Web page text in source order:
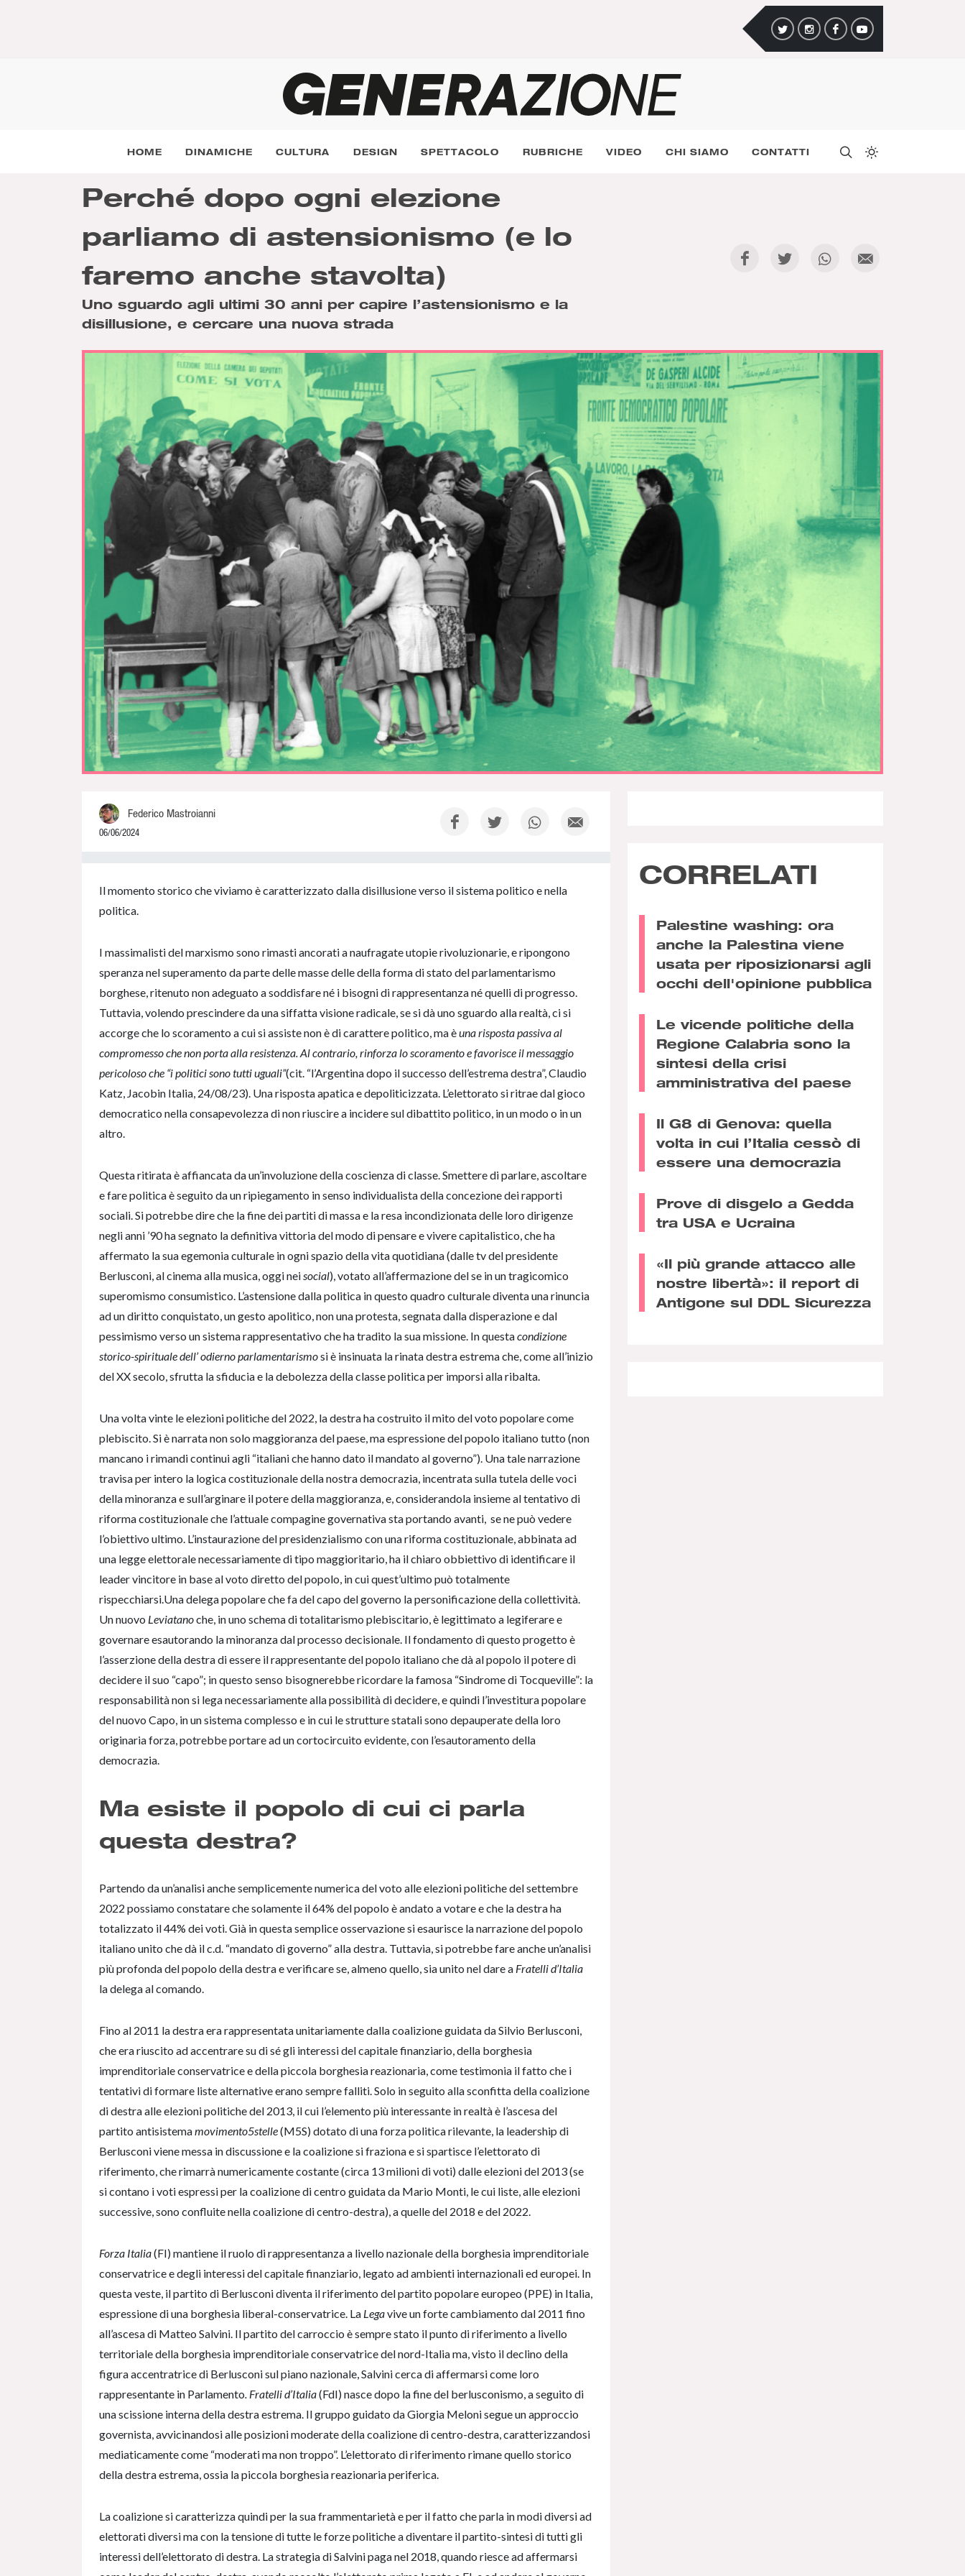
HOME DINAMICHE CULTURA DESIGN SPETTACOLO RUBRICHE VIDEO CHI SIAMO CONTATTI
Perché dopo ogni elezione
parliamo di astensionismo (e lo
faremo anche stavolta)
Uno sguardo agli ultimi 30 anni per capire l’astensionismo e la
disillusione, e cercare una nuova strada
Federico Mastroianni
06/06/2024
Il momento storico che viviamo è caratterizzato dalla disillusione verso il sistema politico e nella
politica.
I massimalisti del marxismo sono rimasti ancorati a naufragate utopie rivoluzionarie, e ripongono
speranza nel superamento da parte delle masse delle della forma di stato del parlamentarismo
borghese, ritenuto non adeguato a soddisfare né i bisogni di rappresentanza né quelli di progresso.
Tuttavia, volendo prescindere da una siffatta visione radicale, se si dà uno sguardo alla realtà, ci si
accorge che lo scoramento a cui si assiste non è di carattere politico, ma èuna risposta passiva al
compromesso che non porta alla resistenza. Al contrario, rinforza lo scoramento e favorisce il messaggio
pericoloso che “i politici sono tutti uguali”(cit. “l’Argentina dopo il successo dell’estrema destra”, Claudio
Katz, Jacobin Italia, 24/08/23). Una risposta apatica e depoliticizzata. L’elettorato si ritrae dal gioco
democratico nella consapevolezza di non riuscire a incidere sul dibattito politico, in un modo o in un
altro.
Questa ritirata è affiancata da un’involuzione della coscienza di classe. Smettere di parlare, ascoltare
e fare politica è seguito da un ripiegamento in senso individualista della concezione dei rapporti
sociali. Si potrebbe dire che la fine dei partiti di massa e la resa incondizionata delle loro dirigenze
negli anni ’90 ha segnato la definitiva vittoria del modo di pensare e vivere capitalistico, che ha
affermato la sua egemonia culturale in ogni spazio della vita quotidiana (dalle tv del presidente
Berlusconi, al cinema alla musica, oggi neisocial), votato all’affermazione del se in un tragicomico
superomismo consumistico. L’astensione dalla politica in questo quadro culturale diventa una rinuncia
ad un diritto conquistato, un gesto apolitico, non una protesta, segnata dalla disperazione e dal
pessimismo verso un sistema rappresentativo che ha tradito la sua missione. In questacondizione
storico-spirituale dell’ odiernoparlamentarismosi è insinuata la rinata destra estrema che, come all’inizio
del XX secolo, sfrutta la sfiducia e la debolezza della classe politica per imporsi alla ribalta.
Una volta vinte le elezioni politiche del 2022, la destra ha costruito il mito del voto popolare come
plebiscito. Si è narrata non solo maggioranza del paese, ma espressione del popolo italiano tutto (non
mancano i rimandi continui agli “italiani che hanno dato il mandato al governo”). Una tale narrazione
travisa per intero la logica costituzionale della nostra democrazia, incentrata sulla tutela delle voci
della minoranza e sull’arginare il potere della maggioranza, e, considerandola insieme al tentativo di
riforma costituzionale che l’attuale compagine governativa sta portando avanti, se ne può vedere
l’obiettivo ultimo. L’instaurazione del presidenzialismo con una riforma costituzionale, abbinata ad
una legge elettorale necessariamente di tipo maggioritario, ha il chiaro obbiettivo di identificare il
leader vincitore in base al voto diretto del popolo, in cui quest’ultimo può totalmente
rispecchiarsi.Una delega popolare che fa del capo del governo la personificazione della collettività.
Un nuovo Leviatanoche, in uno schema di totalitarismo plebiscitario, è legittimato a legiferare e
governare esautorando la minoranza dal processo decisionale. Il fondamento di questo progetto è
l’asserzione della destra di essere il rappresentante del popolo italiano che dà al popolo il potere di
decidere il suo “capo”; in questo senso bisognerebbe ricordare la famosa “Sindrome di Tocqueville”: la
responsabilità non si lega necessariamente alla possibilità di decidere, e quindi l’investitura popolare
del nuovo Capo, in un sistema complesso e in cui le strutture statali sono depauperate della loro
originaria forza, potrebbe portare ad un cortocircuito evidente, con l’esautoramento della
democrazia.
Ma esiste il popolo di cui ci parla
questa destra?
Partendo da un’analisi anche semplicemente numerica del voto alle elezioni politiche del settembre
2022 possiamo constatare che solamente il 64% del popolo è andato a votare e che la destra ha
totalizzato il 44% dei voti. Già in questa semplice osservazione si esaurisce la narrazione del popolo
italiano unito che dà il c.d. “mandato di governo” alla destra. Tuttavia, si potrebbe fare anche un’analisi
più profonda del popolo della destra e verificare se, almeno quello, sia unito nel dare a Fratelli d’Italia
la delega al comando.
Fino al 2011 la destra era rappresentata unitariamente dalla coalizione guidata da Silvio Berlusconi,
che era riuscito ad accentrare su di sé gli interessi del capitale finanziario, della borghesia
imprenditoriale conservatrice e della piccola borghesia reazionaria, come testimonia il fatto che i
tentativi di formare liste alternative erano sempre falliti. Solo in seguito alla sconfitta della coalizione
di destra alle elezioni politiche del 2013, il cui l’elemento più interessante in realtà è l’ascesa del
partito antisistemamovimento5stelle(M5S) dotato di una forza politica rilevante, la leadership di
Berlusconi viene messa in discussione e la coalizione si fraziona e si spartisce l’elettorato di
riferimento, che rimarrà numericamente costante (circa 13 milioni di voti) dalle elezioni del 2013 (se
si contano i voti espressi per la coalizione di centro guidata da Mario Monti, le cui liste, alle elezioni
successive, sono confluite nella coalizione di centro-destra), a quelle del 2018 e del 2022.
Forza Italia(FI) mantiene il ruolo di rappresentanza a livello nazionale della borghesia imprenditoriale
conservatrice e degli interessi del capitale finanziario, legato ad ambienti internazionali ed europei. In
questa veste, il partito di Berlusconi diventa il riferimento del partito popolare europeo (PPE) in Italia,
espressione di una borghesia liberal-conservatrice. La Legavive un forte cambiamento dal 2011 fino
all’ascesa di Matteo Salvini. Il partito del carroccio è sempre stato il punto di riferimento a livello
territoriale della borghesia imprenditoriale conservatrice del nord-Italia ma, visto il declino della
figura accentratrice di Berlusconi sul piano nazionale, Salvini cerca di affermarsi come loro
rappresentante in Parlamento. Fratelli d’Italia(FdI) nasce dopo la fine del berlusconismo, a seguito di
una scissione interna della destra estrema. Il gruppo guidato da Giorgia Meloni segue un approccio
governista, avvicinandosi alle posizioni moderate della coalizione di centro-destra, caratterizzandosi
mediaticamente come “moderati ma non troppo”. L’elettorato di riferimento rimane quello storico
della destra estrema, ossia la piccola borghesia reazionaria periferica.
La coalizione si caratterizza quindi per la sua frammentarietà e per il fatto che parla in modi diversi ad
elettorati diversi ma con la tensione di tutte le forze politiche a diventare il partito-sintesi di tutti gli
interessi dell’elettorato di destra. La strategia di Salvini paga nel 2018, quando riesce ad affermarsi
CORRELATI
Palestine washing: ora
anche la Palestina viene
usata per riposizionarsi agli
occhi dell'opinione pubblica
Le vicende politiche della
Regione Calabria sono la
sintesi della crisi
amministrativa del paese
Il G8 di Genova: quella
volta in cui l’Italia cessò di
essere una democrazia
Prove di disgelo a Gedda
tra USA e Ucraina
«Il più grande attacco alle
nostre libertà»: il report di
Antigone sul DDL Sicurezza